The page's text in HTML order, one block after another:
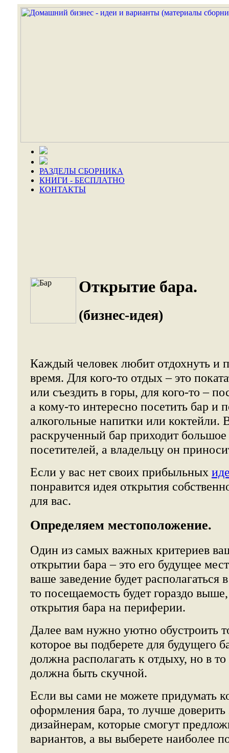
РАЗДЕЛЫ СБОРНИКА
КНИГИ - БЕСПЛАТНО
КОНТАКТЫ
Открытие бара.
(бизнес-идея)
Каждый человек любит отдохнуть и
время. Для кого-то отдых – это
или съездить в горы, для кого-то –
а кому-то интересно посетить бар и
алкогольные напитки или коктейли.
раскрученный бар приходит большое
посетителей, а владельцу он
Если у вас нет своих прибыльных
понравится идея открытия
для вас.
Определяем местоположение.
Один из самых важных критериев
открытии бара – это его будущее
ваше заведение будет располагаться
то посещаемость будет гораздо
открытия бара на периферии.
Далее вам нужно уютно обустроить
которое вы подберете для будущего
должна располагать к отдыху, но в
должна быть скучной.
Если вы сами не можете придумать
оформления бара, то лучше доверить
дизайнерам, которые смогут
вариантов, а вы выберете наиболее